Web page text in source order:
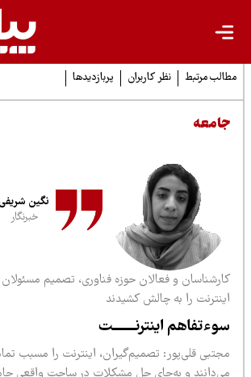
مرتبط نظر کاربران پربازدیدها
نگین شریفی
خبرنگار
و فعالان حوزه فناوری، تصمیم مسئولان به
را به چالش کشیدند
اینترنـــــــت
قلی‌پور: تصمیم‌گیران، اینترنت را مسبب تمام